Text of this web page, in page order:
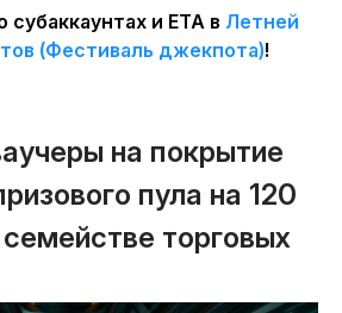
субаккаунтах и ЕТА в Летней
(Фестиваль джекпота)!
на покрытие
пула на 120
торговых